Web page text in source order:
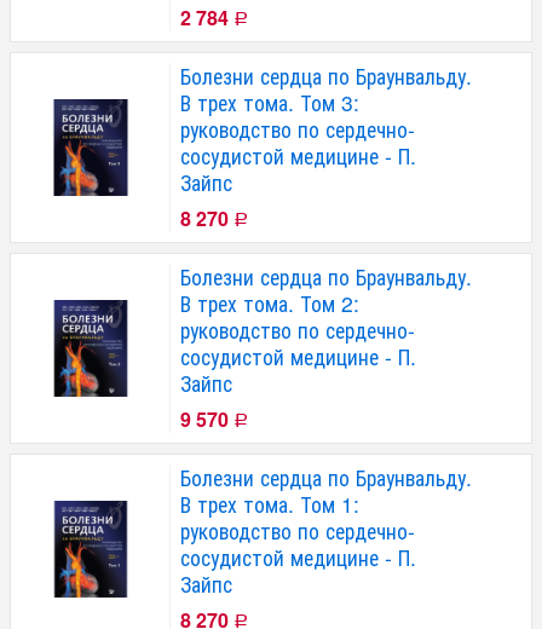
2 784 Р
Болезни сердца по Браунвальду.
В трех тома. Том 3:
руководство по сердечно-
сосудистой медицине - П.
Зайпс
8 270 Р
Болезни сердца по Браунвальду.
В трех тома. Том 2:
руководство по сердечно-
сосудистой медицине - П.
Зайпс
9 570 Р
Болезни сердца по Браунвальду.
В трех тома. Том 1:
руководство по сердечно-
сосудистой медицине - П.
Зайпс
8 270 Р